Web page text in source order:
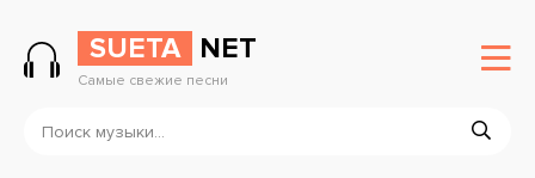
SUETA NET
Самые свежие песни